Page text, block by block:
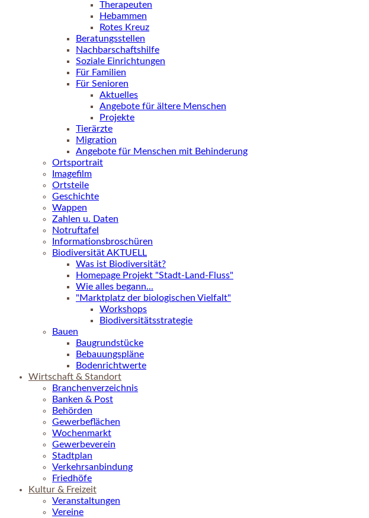
Therapeuten
Hebammen
Rotes Kreuz
Beratungsstellen
Nachbarschaftshilfe
Soziale Einrichtungen
Für Familien
Für Senioren
Aktuelles
Angebote für ältere Menschen
Projekte
Tierärzte
Migration
Angebote für Menschen mit Behinderung
Ortsportrait
Imagefilm
Ortsteile
Geschichte
Wappen
Zahlen u. Daten
Notruftafel
Informationsbroschüren
Biodiversität AKTUELL
Was ist Biodiversität?
Homepage Projekt "Stadt-Land-Fluss"
Wie alles begann...
"Marktplatz der biologischen Vielfalt"
Workshops
Biodiversitätsstrategie
Bauen
Baugrundstücke
Bebauungspläne
Bodenrichtwerte
Wirtschaft & Standort
Branchenverzeichnis
Banken & Post
Behörden
Gewerbeflächen
Wochenmarkt
Gewerbeverein
Stadtplan
Verkehrsanbindung
Friedhöfe
Kultur & Freizeit
Veranstaltungen
Vereine